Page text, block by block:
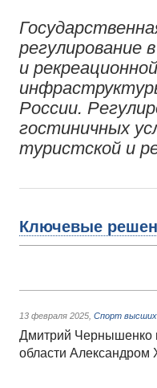
регулирование
и
России.
гостиничных
туристской и
Ключевые
13 февраля 2025 Спорт
Дмитрий Чернышенко
области Александром